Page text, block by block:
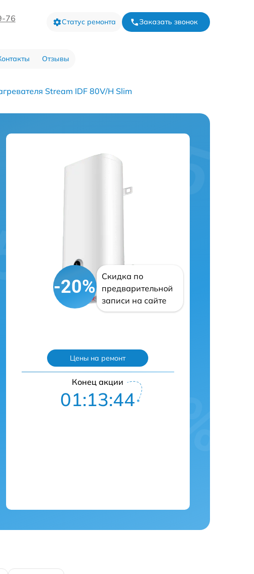
76 Статус ремонта Заказать звонок
Отзывы
Stream IDF 80V/H Slim
-20%
Скидка по
предварительной
записи на сайте
Цены на ремонт
Конец акции
01:13:43